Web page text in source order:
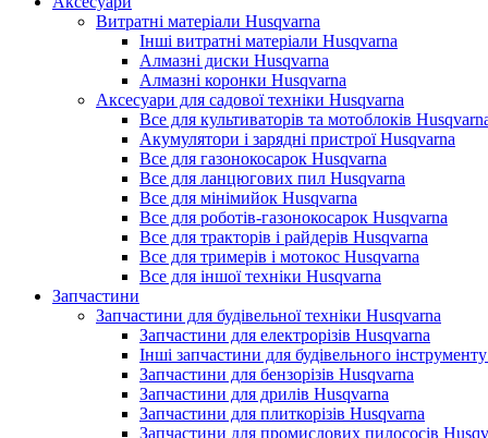
Витратні матеріали Husqvarna
Інші витратні матеріали Husqvarna
Алмазні диски Husqvarna
Алмазні коронки Husqvarna
Аксесуари для садової техніки Husqvarna
Все для культиваторів та мотоблоків
Акумулятори і зарядні пристрої Husqvarna
Все для газонокосарок Husqvarna
Все для ланцюгових пил Husqvarna
Все для мінімийок Husqvarna
Все для роботів-газонокосарок Husqvarna
Все для тракторів і райдерів Husqvarna
Все для тримерів і мотокос Husqvarna
Все для іншої техніки Husqvarna
Запчастини
Запчастини для будівельної техніки Husqvarna
Запчастини для електрорізів Husqvarna
Інші запчастини для будівельного
Запчастини для бензорізів Husqvarna
Запчастини для дрилів Husqvarna
Запчастини для плиткорізів Husqvarna
Запчастини для промислових пилососів